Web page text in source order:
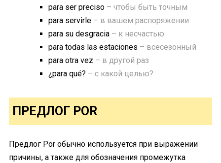
para ser preciso – чтобы быть точным
para servirle – в вашем распоряжении
para su desgracia – к несчастью
para todas las estaciones – всесезонный
para otra vez – в другой раз
¿para qué? – с какой целью?
ПРЕДЛОГ POR
Предлог Por обычно используется при выражении
причины, а также для обозначения промежутка